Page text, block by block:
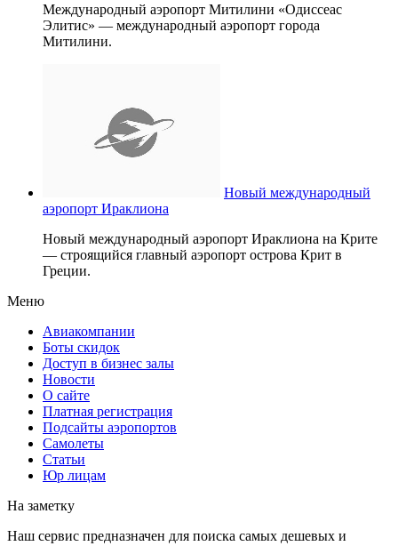
Международный аэропорт Митилини «Одиссеас
Элитис» — международный аэропорт города
Митилини.
Новый международный
аэропорт Ираклиона
Новый международный аэропорт Ираклиона на Крите
— строящийся главный аэропорт острова Крит в
Греции.
Меню
Авиакомпании
Боты скидок
Доступ в бизнес залы
Новости
О сайте
Платная регистрация
Подсайты аэропортов
Самолеты
Статьи
Юр лицам
На заметку
Наш сервис предназначен для поиска самых дешевых и